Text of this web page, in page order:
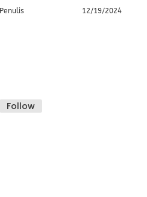
Penulis 12/19/2024
Follow